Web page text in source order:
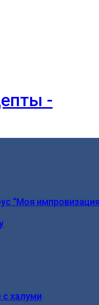
-
“Моя
халуми